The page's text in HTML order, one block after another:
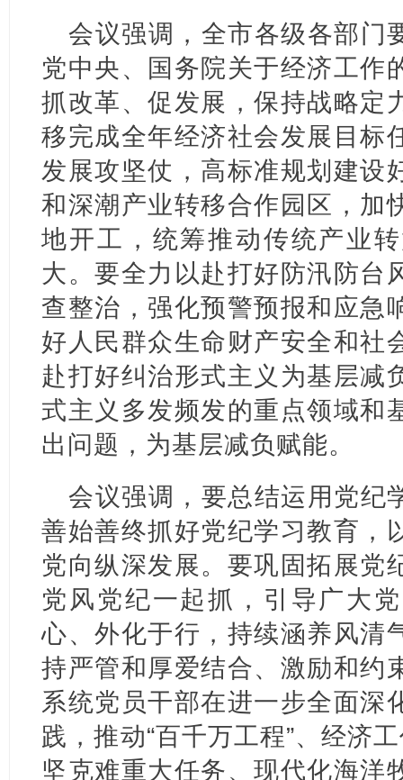
会议强调，全市各级各部门
党中央、国务院关于经济工作
抓改革、促发展，保持战略定
移完成全年经济社会发展目标
发展攻坚仗，高标准规划建设
和深潮产业转移合作园区，加
地开工，统筹推动传统产业
大。要全力以赴打好防汛防台
查整治，强化预警预报和应急
好人民群众生命财产安全和社
赴打好纠治形式主义为基层减
式主义多发频发的重点领域和
出问题，为基层减负赋能。
会议强调，要总结运用党纪
善始善终抓好党纪学习教育，
党向纵深发展。要巩固拓展党
党风党纪一起抓，引导广大
心、外化于行，持续涵养风清
持严管和厚爱结合、激励和约
系统党员干部在进一步全面深
践，推动“百千万工程”、经济
坚克难重大任务、现代化海洋